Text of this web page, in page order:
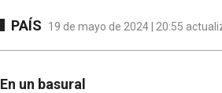
PAÍS 19 de mayo de 2024 | 20:55
En un basural